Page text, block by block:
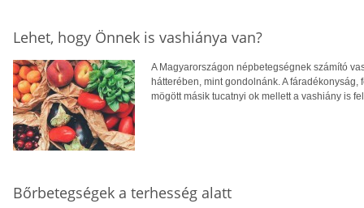
Lehet, hogy Önnek is vashiánya van?
A Magyarországon népbetegségnek számító
hátterében, mint gondolnánk. A
mögött másik tucatnyi ok mellett a vashiány is
Bőrbetegségek a terhesség alatt